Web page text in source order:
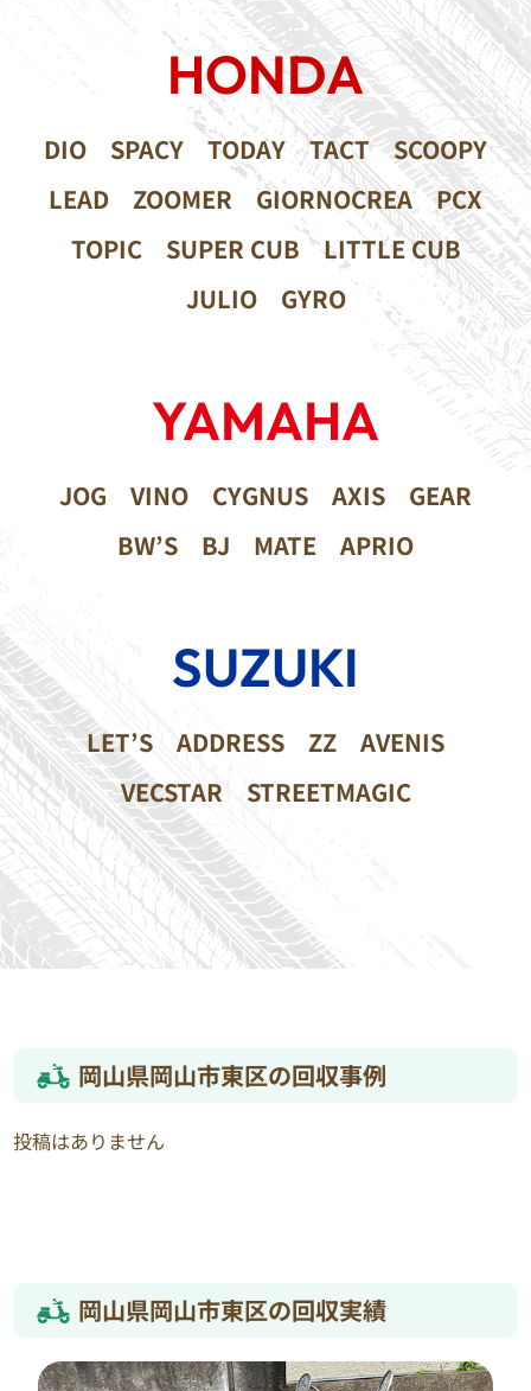
HONDA
DIO SPACY TODAY TACT
SCOOPY
LEAD
ZOOMER GIORNOCREA
PCX
TOPIC
SUPER CUB
LITTLE CUB
JULIO
GYRO
YAMAHA
JOG VINO CYGNUS AXIS
GEAR
BW’S
BJ MATE APRIO
SUZUKI
LET’S ADDRESS ZZ
AVENIS
VECSTAR
STREETMAGIC
岡山県岡山市東区の回収事例
投稿はありません
岡山県岡山市東区の回収実績